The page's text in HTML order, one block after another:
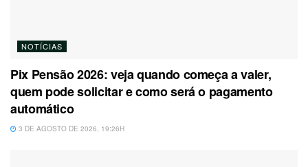
NOTÍCIAS
Pix Pensão 2026: veja quando começa a valer,
quem pode solicitar e como será o pagamento
automático
3 DE AGOSTO DE 2026, 19:26H